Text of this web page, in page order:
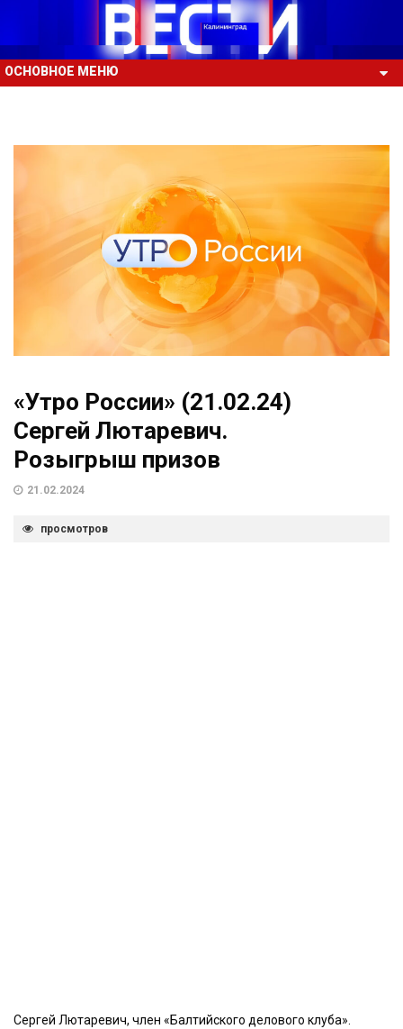
ОСНОВНОЕ МЕНЮ
«Утро России» (21.02.24)
Сергей Лютаревич.
Розыгрыш призов
21.02.2024
просмотров
Сергей Лютаревич, член «Балтийского делового клуба».